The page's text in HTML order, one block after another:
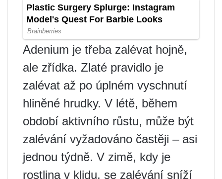
Adenium je třeba zalévat hojně,
ale zřídka. Zlaté pravidlo je
zalévat až po úplném vyschnutí
hliněné hrudky. V létě, během
období aktivního růstu, může být
zalévání vyžadováno častěji – asi
jednou týdně. V zimě, kdy je
rostlina v klidu, se zalévání sníží